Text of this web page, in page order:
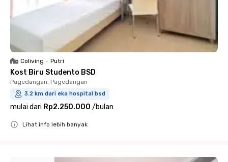
Coliving • Putri
Kost Biru Studento BSD
Pagedangan, Pagedangan
3.2 km dari eka hospital bsd
mulai dari Rp2.250.000 /bulan
Lihat info lebih banyak